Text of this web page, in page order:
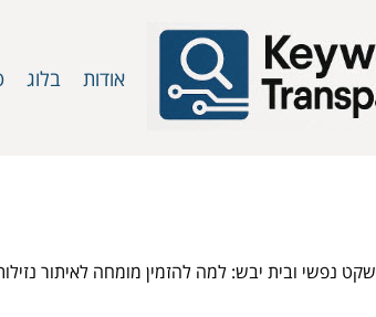
אודות בלוג
שקט נפשי ובית יבש: למה להזמין מומחה לאיתור